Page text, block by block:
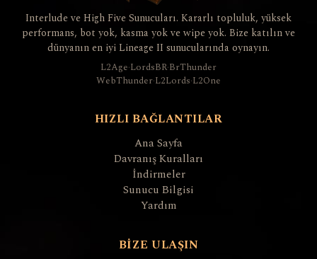
Interlude ve High Five Sunucuları. Kararlı topluluk, yüksek
performans, bot yok, kasma yok ve wipe yok. Bize katılın ve
dünyanın en iyi Lineage II sunucularında oynayın.
L2Age·LordsBR·BrThunder
WebThunder·L2Lords·L2One
HIZLI BAĞLANTILAR
Ana Sayfa
Davranış Kuralları
İndirmeler
Sunucu Bilgisi
Yardım
BIZE ULAŞIN